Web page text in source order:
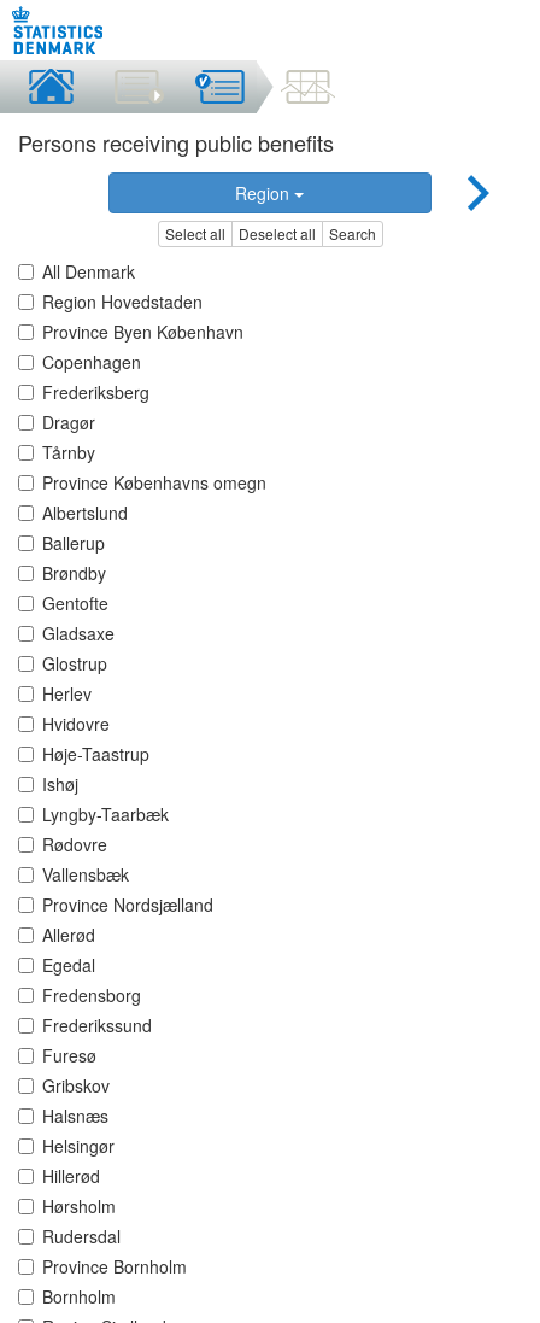
Persons receiving public benefits
Region
Select all Deselect all Search
All Denmark
Region Hovedstaden
Province Byen København
Copenhagen
Frederiksberg
Dragør
Tårnby
Province Københavns omegn
Albertslund
Ballerup
Brøndby
Gentofte
Gladsaxe
Glostrup
Herlev
Hvidovre
Høje-Taastrup
Ishøj
Lyngby-Taarbæk
Rødovre
Vallensbæk
Province Nordsjælland
Allerød
Egedal
Fredensborg
Frederikssund
Furesø
Gribskov
Halsnæs
Helsingør
Hillerød
Hørsholm
Rudersdal
Province Bornholm
Bornholm